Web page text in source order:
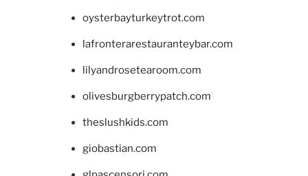
oysterbayturkeytrot.com
lafronterarestauranteybar.com
lilyandrosetearoom.com
olivesburgberrypatch.com
theslushkids.com
giobastian.com